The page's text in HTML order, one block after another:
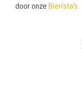
door onze Bierista's